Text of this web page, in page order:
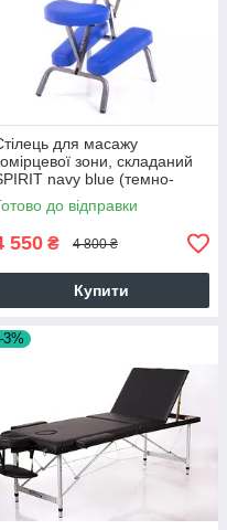
для масажу
зони, складаний
navy blue (темно-
(PU)
до відправки
550 ₴ 4 800 ₴
Купити